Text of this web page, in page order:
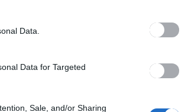
Data.
Data for Targeted
Sale, and/or Sharing
használata, az
felújították a
korábban sok
jelzéseket – fejtette ki
nem az jelent